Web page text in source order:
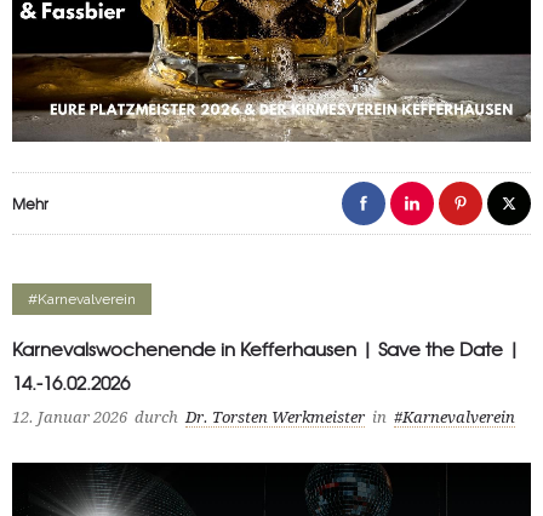
Mehr
#Karnevalverein
Karnevalswochenende in Kefferhausen | Save the Date |
14.-16.02.2026
12. Januar 2026 durch Dr. Torsten Werkmeister in #Karnevalverein